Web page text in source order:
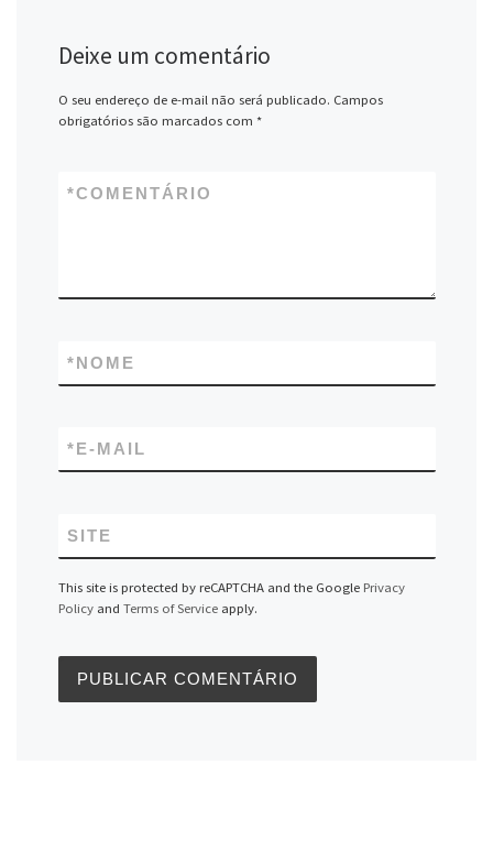
Deixe um comentário
O seu endereço de e-mail não será publicado. Campos
obrigatórios são marcados com *
COMENTÁRIO
*
NOME
*
E-MAIL
*
SITE
This site is protected by reCAPTCHA and the Google Privacy
Policyand Terms of Serviceapply.